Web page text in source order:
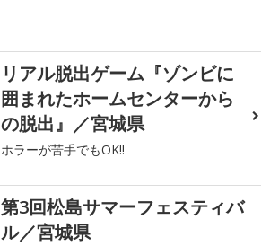
リアル脱出ゲーム『ゾンビに
囲まれたホームセンターから
の脱出』／宮城県
ホラーが苦手でもOK!!
第3回松島サマーフェスティバ
ル／宮城県